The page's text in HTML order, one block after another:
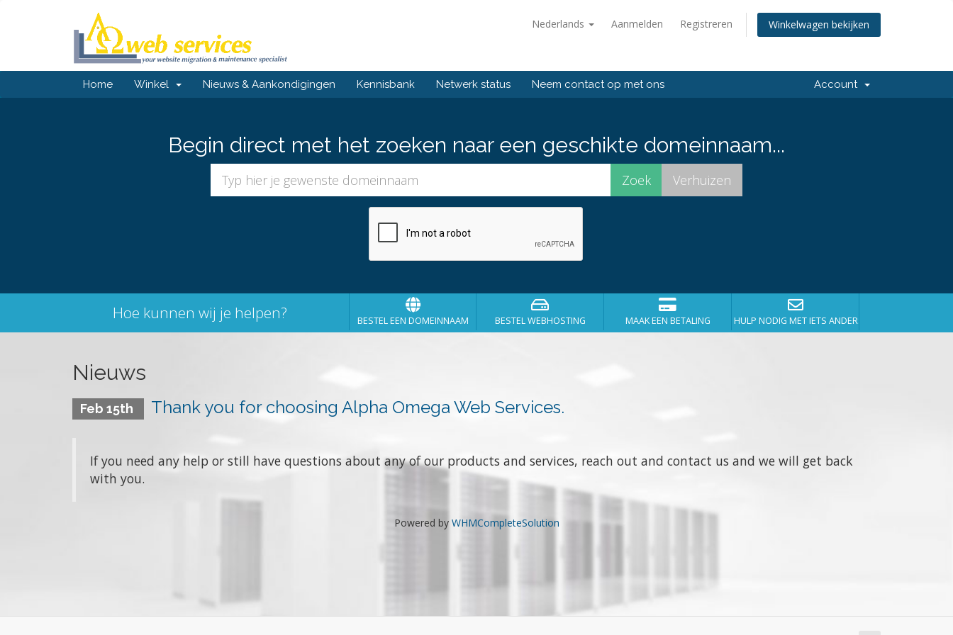
Nederlands Aanmelden Registreren Winkelwagen bekijken
Home Winkel Nieuws & Aankondigingen Kennisbank Netwerk status Neem contact op met ons Account
Begin direct met het zoeken naar een geschikte domeinnaam...
Hoe kunnen wij je helpen? BESTEL EEN DOMEINNAAM BESTEL WEBHOSTING MAAK EEN BETALING HULP NODIG MET IETS ANDERS?
Nieuws
Feb 15th Thank you for choosing Alpha Omega Web Services.
If you need any help or still have questions about any of our products and services, reach out and contact us and we will get back
with you.
Powered by WHMCompleteSolution